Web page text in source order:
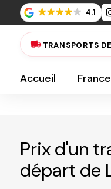
4.1
local_shippingTRANSPORTS
Accueil France
Prix d'un
départ de
Panneau de gestion des